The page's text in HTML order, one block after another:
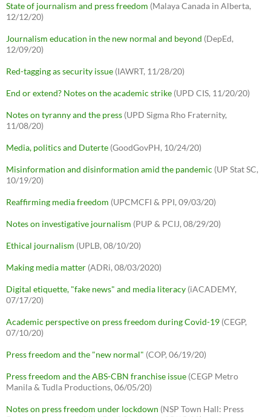
State of journalism and press freedom (Malaya Canada in Alberta,
12/12/20)
Journalism education in the new normal and beyond (DepEd,
12/09/20)
Red-tagging as security issue (IAWRT, 11/28/20)
End or extend? Notes on the academic strike (UPD CIS, 11/20/20)
Notes on tyranny and the press (UPD Sigma Rho Fraternity,
11/08/20)
Media, politics and Duterte (GoodGovPH, 10/24/20)
Misinformation and disinformation amid the pandemic (UP Stat SC,
10/19/20)
Reaffirming media freedom (UPCMCFI & PPI, 09/03/20)
Notes on investigative journalism (PUP & PCIJ, 08/29/20)
Ethical journalism (UPLB, 08/10/20)
Making media matter (ADRi, 08/03/2020)
Digital etiquette, "fake news" and media literacy (iACADEMY,
07/17/20)
Academic perspective on press freedom during Covid-19 (CEGP,
07/10/20)
Press freedom and the "new normal" (COP, 06/19/20)
Press freedom and the ABS-CBN franchise issue (CEGP Metro
Manila & Tudla Productions, 06/05/20)
Notes on press freedom under lockdown (NSP Town Hall: Press